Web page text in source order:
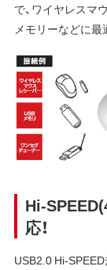
で、ワイヤレスマ
メモリーなどに最
Hi-
応！
USB2.0 Hi-SPEED